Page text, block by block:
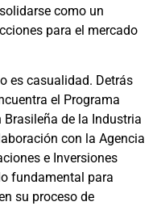
como un
para el mercado
es casualidad. Detrás
el Programa
de la Industria
con la Agencia
e Inversiones
fundamental para
su proceso de